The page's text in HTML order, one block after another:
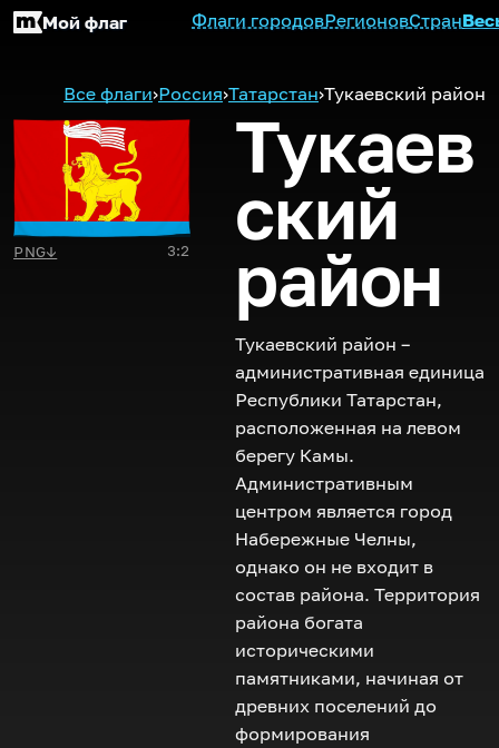
Мой флаг Флаги городовРегионовСтран
Все флаги›Россия›Татарстан›Тукаевский район
PNG↓ 3:2
Тукаев
ский
район
Тукаевский район –
административная единица
Республики Татарстан,
расположенная на левом
берегу Камы.
Административным
центром является город
Набережные Челны,
однако он не входит в
состав района. Территория
района богата
историческими
памятниками, начиная от
древних поселений до
формирования